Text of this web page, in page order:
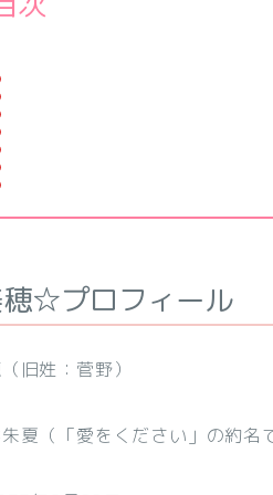
☆プロフィール
旧姓：菅野）
夏（「愛をください」の約名